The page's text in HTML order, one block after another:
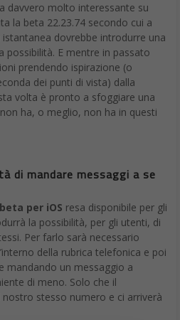
davvero molto interessante su
la beta 22.23.74 secondo cui a
istantanea dovrebbe introdurre una
possibilità. E mentre in passato
prendendo ispirazione (o
dei punti di vista) dalla
volta è pronto a sfoggiare una
ha, o meglio, non ha in questi
di mandare messaggi a se
beta per iOS resa disponibile per gli
la possibilità, per gli utenti, di
Per farlo sarà necessario
della rubrica telefonica e poi
mandando un messaggio a
di meno. Solo che il
stesso numero e ci arriverà